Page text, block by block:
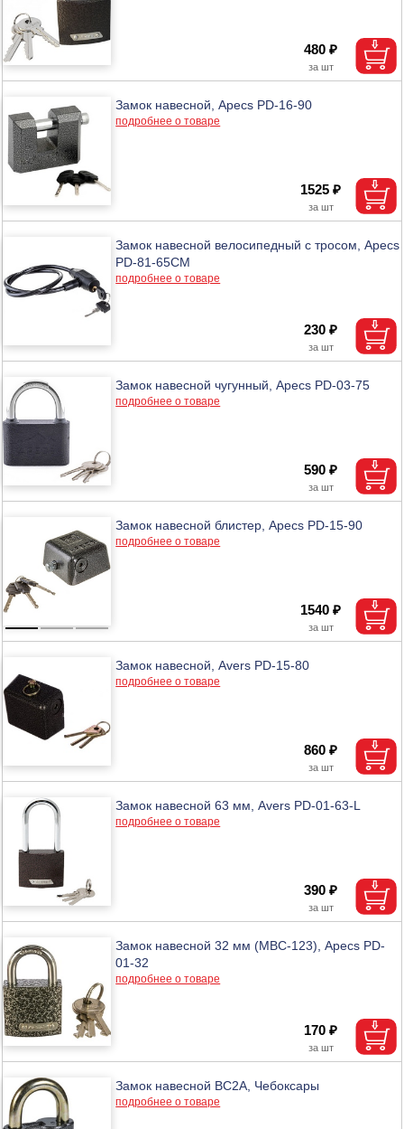
480 ₽
Замок навесной, Apecs PD-16-90
подробнее о товаре
1525 ₽
Замок навесной велосипедный с тросом, Apecs
PD-81-65CM
подробнее о товаре
230 ₽
Замок навесной чугунный, Apecs PD-03-75
подробнее о товаре
590 ₽
Замок навесной блистер, Apecs PD-15-90
подробнее о товаре
1540 ₽
Замок навесной, Avers PD-15-80
подробнее о товаре
860 ₽
Замок навесной 63 мм, Avers PD-01-63-L
подробнее о товаре
390 ₽
Замок навесной 32 мм (МВС-123), Apecs PD-
01-32
подробнее о товаре
170 ₽
Замок навесной ВС2А, Чебоксары
подробнее о товаре